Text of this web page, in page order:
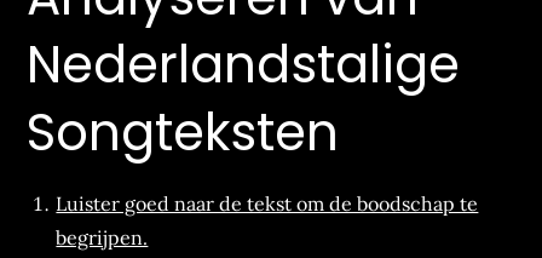
Nederlandstalige
Songteksten
Luister goed naar de tekst om de boodschap te
begrijpen.